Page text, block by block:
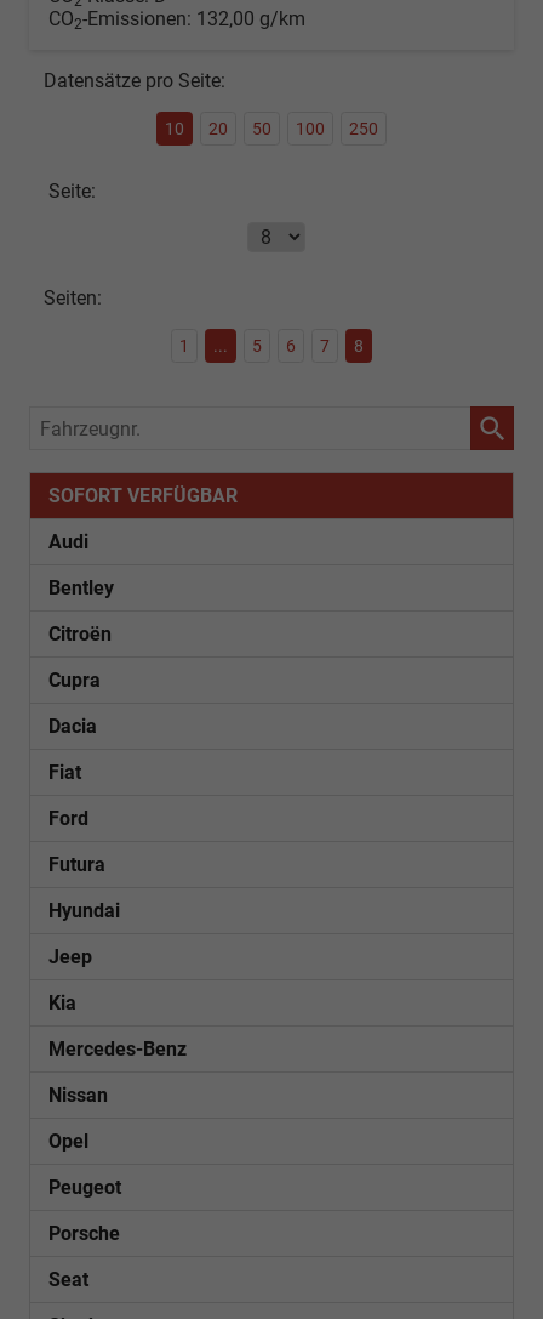
CO2-Emissionen: 132,00 g/km
Datensätze pro Seite:
10 20 50 100 250
Seite:
Seiten:
1 ... 5 6 7 8
Fahrzeugnr.
SOFORT VERFÜGBAR
Audi
Bentley
Citroën
Cupra
Dacia
Fiat
Ford
Futura
Hyundai
Jeep
Kia
Mercedes-Benz
Nissan
Opel
Peugeot
Porsche
Seat